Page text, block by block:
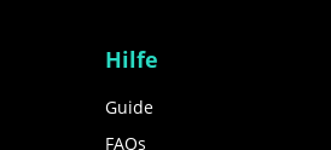
Hilfe
Guide
FAQs